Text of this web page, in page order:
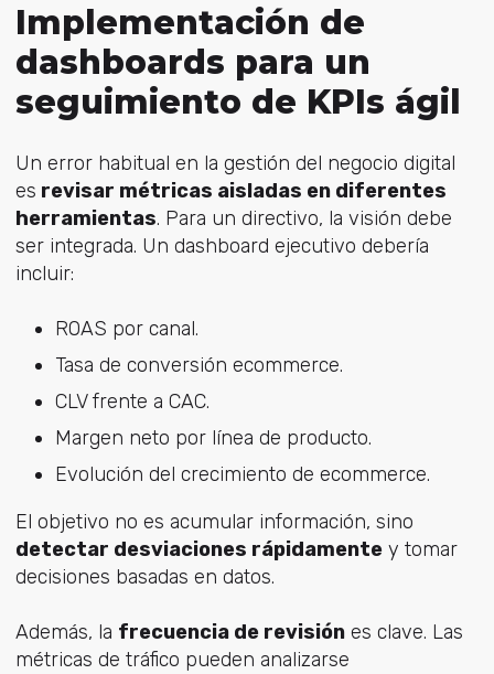
Implementación de
dashboards para un
seguimiento de KPIs ágil
Un error habitual en la gestión del negocio digital
es revisar métricas aisladas en diferentes
herramientas. Para un directivo, la visión debe
ser integrada. Un dashboard ejecutivo debería
incluir:
ROAS por canal.
Tasa de conversión ecommerce.
CLV frente a CAC.
Margen neto por línea de producto.
Evolución del crecimiento de ecommerce.
El objetivo no es acumular información, sino
detectar desviaciones rápidamentey tomar
decisiones basadas en datos.
Además, la frecuencia de revisiónes clave. Las
métricas de tráfico pueden analizarse